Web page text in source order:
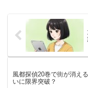
風都探偵20巻で街が消え
いに限界突破？